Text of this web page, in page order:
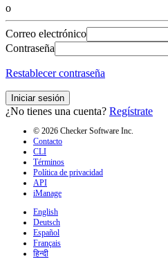
o
Correo electrónico
Contraseña
Restablecer contraseña
Iniciar sesión
¿No tienes una cuenta? Regístrate
© 2026 Checker Software Inc.
Contacto
CLI
Términos
Política de privacidad
API
iManage
English
Deutsch
Español
Français
हिन्दी